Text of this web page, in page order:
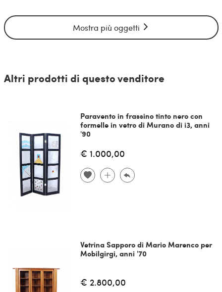
Mostra più oggetti
Altri prodotti di questo venditore
Paravento in frassino tinto nero con
formelle in vetro di Murano di i3, anni
'90
€ 1.000,00
Vetrina Sapporo di Mario Marenco per
Mobilgirgi, anni '70
€ 2.800,00